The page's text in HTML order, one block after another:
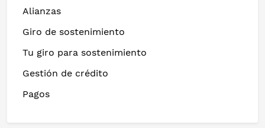
Alianzas
Giro de sostenimiento
Tu giro para sostenimiento
Gestión de crédito
Pagos